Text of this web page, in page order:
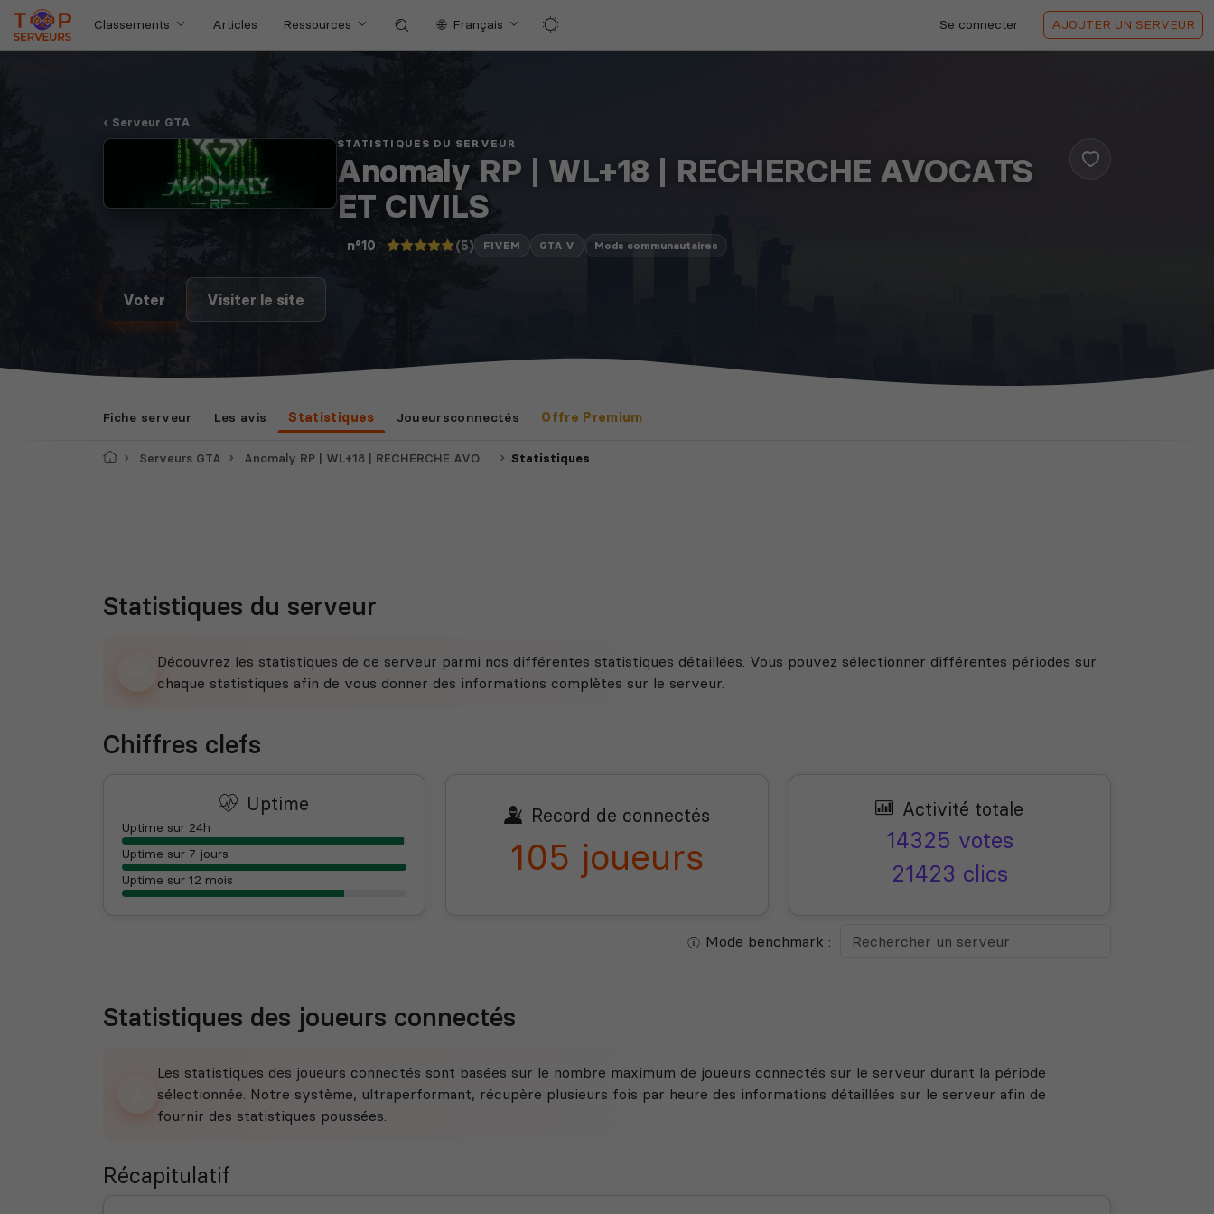
Classements Articles Ressources Français Se connecter AJOUTER UN SERVEUR
Serveur GTA
STATISTIQUES DU SERVEUR
Anomaly RP | WL+18 | RECHERCHE AVOCATS
ET CIVILS
n°10 (5) FIVEM GTA V Mods communautaires
Voter Visiter le site
Fiche serveur Les avis Statistiques Joueursconnectés Offre Premium
AccueilServeurs GTA Anomaly RP | WL+18 | RECHERCHE AVOCATS ET CIVILS Statistiques
Statistiques du serveur
Découvrez les statistiques de ce serveur parmi nos différentes statistiques détaillées. Vous pouvez sélectionner différentes périodes sur
chaque statistiques afin de vous donner des informations complètes sur le serveur.
Chiffres clefs
Uptime
Uptime sur 24h
Uptime sur 7 jours
Uptime sur 12 mois
Record de connectés
105 joueurs
Activité totale
14325 votes
21423 clics
Mode benchmark :
Statistiques des joueurs connectés
Les statistiques des joueurs connectés sont basées sur le nombre maximum de joueurs connectés sur le serveur durant la période
sélectionnée. Notre système, ultraperformant, récupère plusieurs fois par heure des informations détaillées sur le serveur afin de
fournir des statistiques poussées.
Récapitulatif